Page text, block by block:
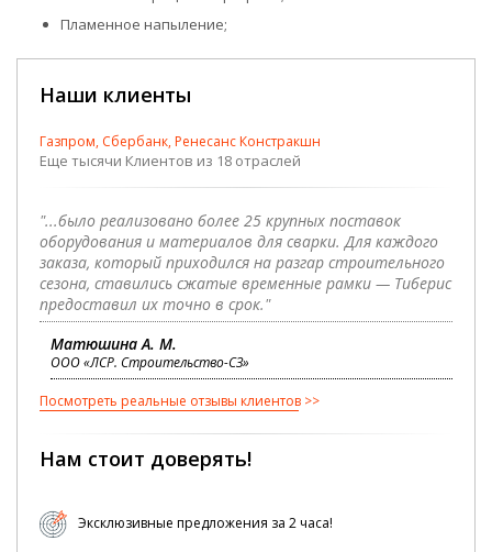
Пламенное напыление;
Наши клиенты
Газпром, Сбербанк, Ренесанс Констракшн
Еще тысячи Клиентов из 18 отраслей
"...было реализовано более 25 крупных поставок
оборудования и материалов для сварки. Для каждого
заказа, который приходился на разгар строительного
сезона, ставились сжатые временные рамки — Тиберис
предоставил их точно в срок."
Матюшина А. М.
ООО «ЛСР. Строительство-СЗ»
Посмотреть реальные отзывы клиентов
Нам стоит доверять!
Эксклюзивные предложения за 2 часа!